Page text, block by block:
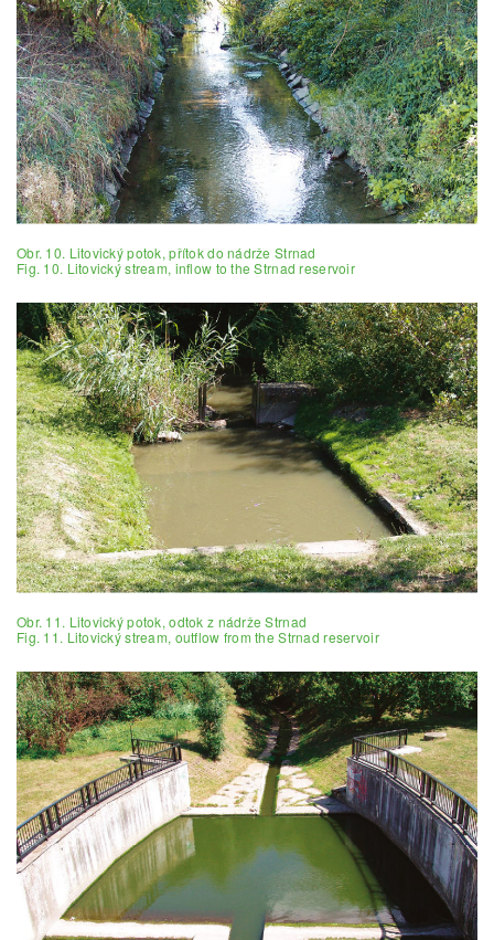
Obr. 10. Litovický potok, přítok do nádrže Strnad
Fig. 10. Litovický stream, inflow to the Strnad reservoir
Obr. 11. Litovický potok, odtok z nádrže Strnad
Fig. 11. Litovický stream, outflow from the Strnad reservoir